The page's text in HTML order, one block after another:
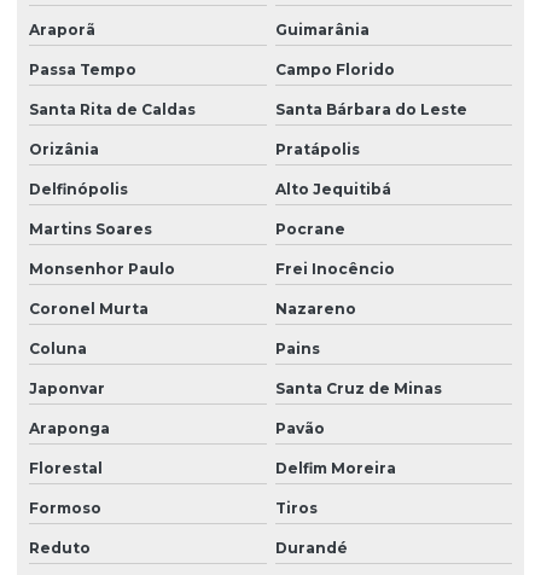
Araporã Guimarânia
Passa Tempo Campo Florido
Santa Rita de Caldas Santa Bárbara do Leste
Orizânia Pratápolis
Delfinópolis Alto Jequitibá
Martins Soares Pocrane
Monsenhor Paulo Frei Inocêncio
Coronel Murta Nazareno
Coluna Pains
Japonvar Santa Cruz de Minas
Araponga Pavão
Florestal Delfim Moreira
Formoso Tiros
Reduto Durandé